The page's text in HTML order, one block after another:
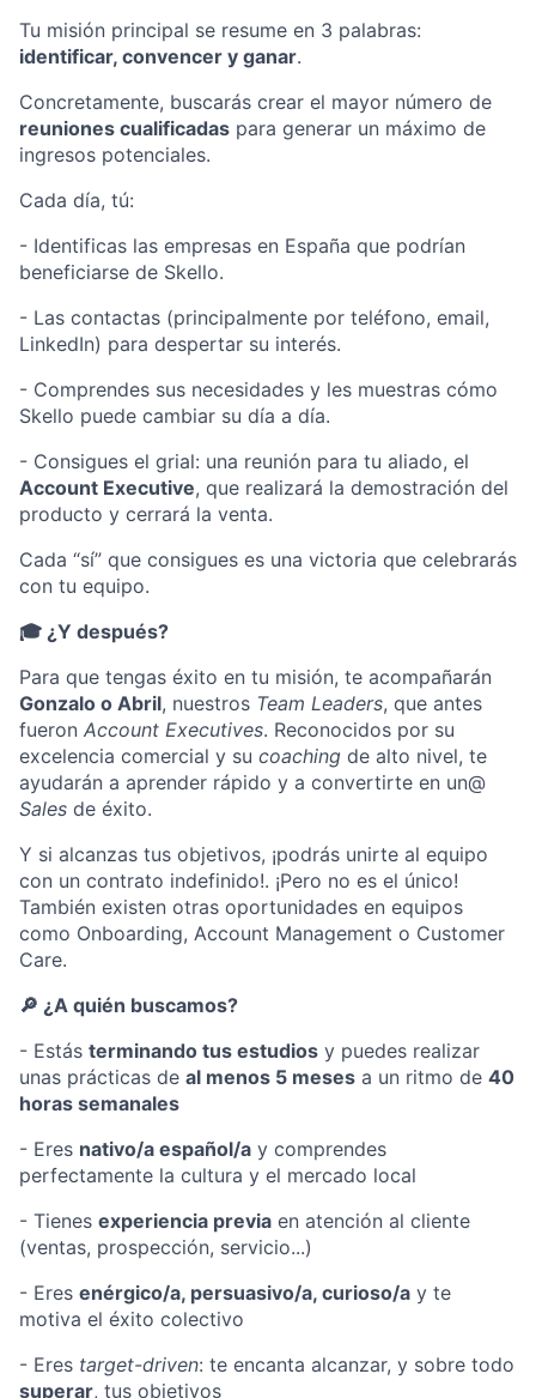
Tu misión principal se resume en 3 palabras:
identificar, convencer y ganar.
Concretamente, buscarás crear el mayor número de
reuniones cualificadas para generar un máximo de
ingresos potenciales.
Cada día, tú:
- Identificas las empresas en España que podrían
beneficiarse de Skello.
- Las contactas (principalmente por teléfono, email,
LinkedIn) para despertar su interés.
- Comprendes sus necesidades y les muestras cómo
Skello puede cambiar su día a día.
- Consigues el grial: una reunión para tu aliado, el
Account Executive, que realizará la demostración del
producto y cerrará la venta.
Cada “sí” que consigues es una victoria que celebrarás
con tu equipo.
🎓 ¿Y después?
Para que tengas éxito en tu misión, te acompañarán
Gonzalo o Abril, nuestros Team Leaders, que antes
fueron Account Executives. Reconocidos por su
excelencia comercial y su coaching de alto nivel, te
ayudarán a aprender rápido y a convertirte en un@
Sales de éxito.
Y si alcanzas tus objetivos, ¡podrás unirte al equipo
con un contrato indefinido!. ¡Pero no es el único!
También existen otras oportunidades en equipos
como Onboarding, Account Management o Customer
Care.
🔎 ¿A quién buscamos?
- Estás terminando tus estudios y puedes realizar
unas prácticas de al menos 5 meses a un ritmo de 40
horas semanales
- Eres nativo/a español/a y comprendes
perfectamente la cultura y el mercado local
- Tienes experiencia previa en atención al cliente
(ventas, prospección, servicio...)
- Eres enérgico/a, persuasivo/a, curioso/a y te
motiva el éxito colectivo
- Eres target-driven: te encanta alcanzar, y sobre todo
superar, tus objetivos